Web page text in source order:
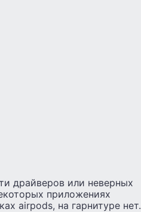
драйверов или неверных
приложениях
airpods, на гарнитуре нет.